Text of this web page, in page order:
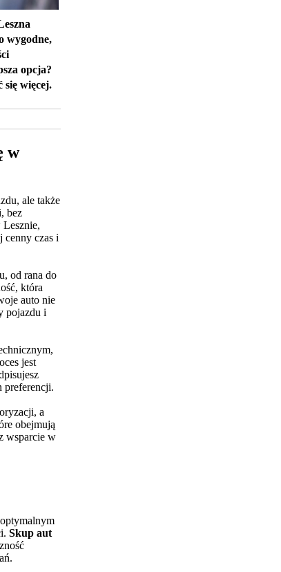
wygodne,
opcja?
się więcej.
w
ale także
bez
Lesznie,
cenny czas i
od rana do
która
auto nie
pojazdu i
jest
preferencji.
a
obejmują
wsparcie w
Skup aut